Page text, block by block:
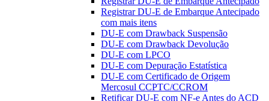
Registrar DU-E de Embarque Antecipado
com mais itens
DU-E com Drawback Suspensão
DU-E com Drawback Devolução
DU-E com LPCO
DU-E com Depuração Estatística
DU-E com Certificado de Origem
Mercosul CCPTC/CCROM
Retificar DU-E com NF-e Antes do ACD